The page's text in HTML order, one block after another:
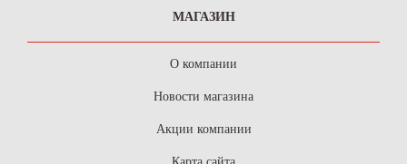
МАГАЗИН
О компании
Новости магазина
Акции компании